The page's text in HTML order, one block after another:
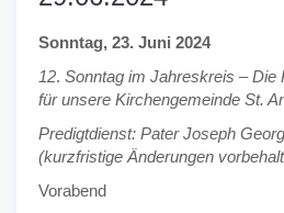
Sonntag, 23. Juni 2024
12. Sonntag im Jahreskreis – Die
für unsere Kirchengemeinde St.
Predigtdienst: Pater Joseph
(kurzfristige Änderungen
Vorabend